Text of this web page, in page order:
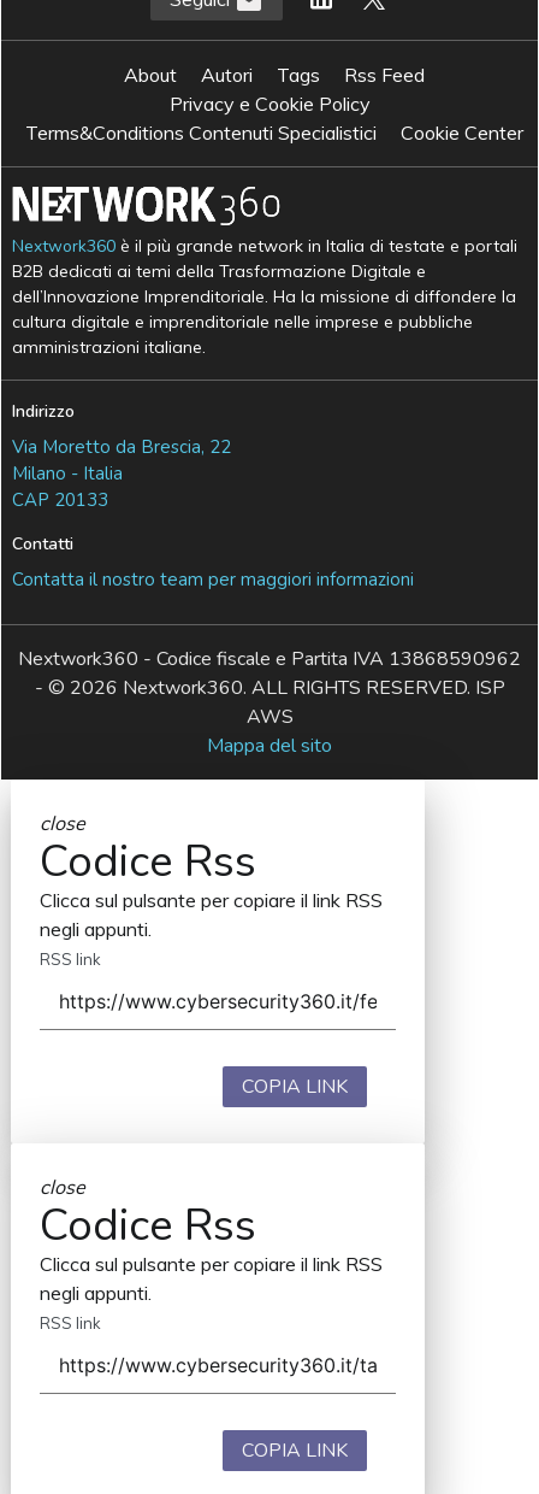
About Autori Tags
Rss Feed
Privacy e Cookie Policy
Terms&Conditions Contenuti Specialistici
Cookie Center
Nextwork360 è il più grande network in Italia di testate e portali
B2B dedicati ai temi della Trasformazione Digitale e
dell’Innovazione Imprenditoriale. Ha la missione di diffondere la
cultura digitale e imprenditoriale nelle imprese e pubbliche
amministrazioni italiane.
Indirizzo
Via Moretto da Brescia, 22
Milano - Italia
CAP 20133
Contatti
Contatta il nostro team per maggiori informazioni
Nextwork360 - Codice fiscale e Partita IVA 13868590962
- © 2026 Nextwork360. ALL RIGHTS RESERVED. ISP
AWS
Mappa del sito
close
Codice Rss
Clicca sul pulsante per copiare il link RSS
negli appunti.
RSS link
COPIA LINK
close
Codice Rss
Clicca sul pulsante per copiare il link RSS
negli appunti.
RSS link
COPIA LINK